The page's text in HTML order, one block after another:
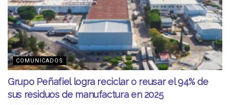
COMUNICADOS
Grupo Peñafiel logra reciclar o reusar el 94% de
sus residuos de manufactura en 2025